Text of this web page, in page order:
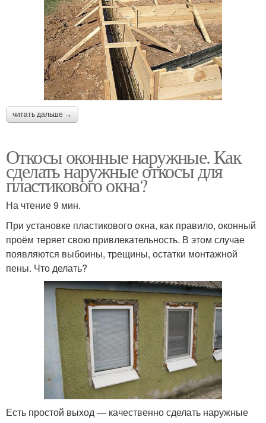
читать дальше →
Откосы оконные наружные. Как
сделать наружные откосы для
пластикового окна?
На чтение 9 мин.
При установке пластикового окна, как правило, оконный
проём теряет свою привлекательность. В этом случае
появляются выбоины, трещины, остатки монтажной
пены. Что делать?
Есть простой выход — качественно сделать наружные